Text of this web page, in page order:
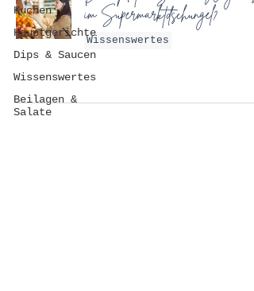
Kuchen
Hauptgerichte
Dips & Saucen
Wissenswertes
Beilagen &
Salate
im Supermarktdschungel?
Wissenswertes